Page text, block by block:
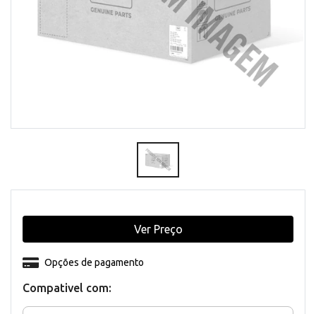
Compativel com:
Opções de pagamento
Ver Preço